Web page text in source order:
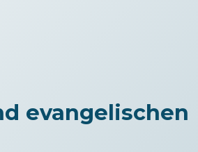
evangelischen